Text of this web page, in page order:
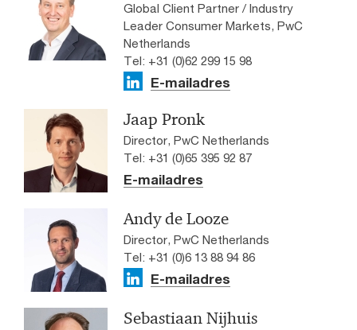
Global Client Partner / Industry
Leader Consumer Markets, PwC
Netherlands
Tel: +31 (0)62 299 15 98
E-mailadres
Jaap Pronk
Director, PwC Netherlands
Tel: +31 (0)65 395 92 87
E-mailadres
Andy de Looze
Director, PwC Netherlands
Tel: +31 (0)6 13 88 94 86
E-mailadres
Sebastiaan Nijhuis